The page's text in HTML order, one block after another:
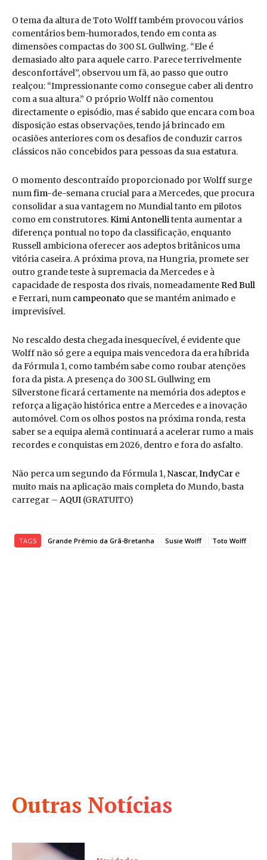
Outras Notícias
O tema da altura de Toto Wolff também provocou vários
comentários bem-humorados, tendo em conta as
dimensões compactas do 300 SL Gullwing. “Ele é
demasiado alto para aquele carro. Parece terrivelmente
desconfortável”, observou um fã, ao passo que outro
realçou: “Impressionante como consegue caber ali dentro
com a sua altura.” O próprio Wolff não comentou
directamente o episódio, mas é sabido que encara com boa
disposição estas observações, tendo já brincado em
ocasiões anteriores com os desafios de conduzir carros
clássicos não concebidos para pessoas da sua estatura.
O momento descontraído proporcionado por Wolff surge
numfim-de-semana crucial para a Mercedes, que procura
consolidar a sua vantagem no Mundial tanto em pilotos
como em construtores.Kimi Antonellitenta aumentar a
diferença pontual no topo da classificação, enquanto
Russell ambiciona oferecer aos adeptos britânicos uma
vitória caseira. A próxima prova, na Hungria, promete ser
outro grande teste à supremacia da Mercedes e à
capacidade de resposta dos rivais, nomeadamenteRed Bull
e Ferrari, num campeonato que se mantém animado e
imprevisível.
No rescaldo desta chegada inesquecível, é evidente que
Wolff não só gere a equipa mais vencedora da era híbrida
da Fórmula 1, como também sabe como roubar atenções
fora da pista. A presença do 300 SL Gullwing em
Silverstone ficará certamente na memória dos adeptos e
reforça a ligação histórica entre a Mercedes e a inovação
automóvel. Com os olhos postos na próxima ronda, resta
saber se a equipa alemã continuará a acelerar rumo a mais
recordes e conquistas em 2026, dentro e fora do asfalto.
Não perca um segundo da Fórmula 1, Nascar,IndyCar e
muito mais na aplicação mais completa do Mundo, basta
carregar – AQUI (GRATUITO)
TAGS Grande Prémio da Grã-Bretanha Susie Wolff Toto Wolff